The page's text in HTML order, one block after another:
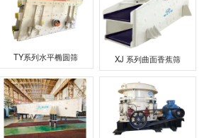
新闻中心
联系我们
TY系列水平椭圆筛 XJ 系列曲面香蕉筛